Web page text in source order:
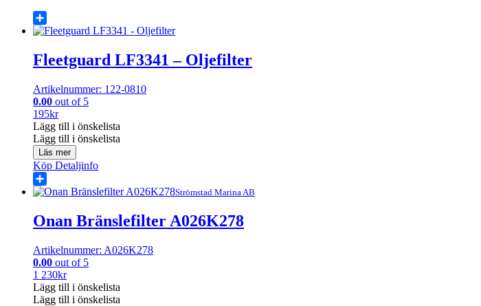
Share
Fleetguard LF3341 – Oljefilter
Artikelnummer: 122-0810
0.00 out of 5
195kr
Lägg till i önskelista
Lägg till i önskelista
Läs mer
Köp Detaljinfo
Share Strömstad Marina AB
Onan Bränslefilter A026K278
Artikelnummer: A026K278
0.00 out of 5
1 230kr
Lägg till i önskelista
Lägg till i önskelista